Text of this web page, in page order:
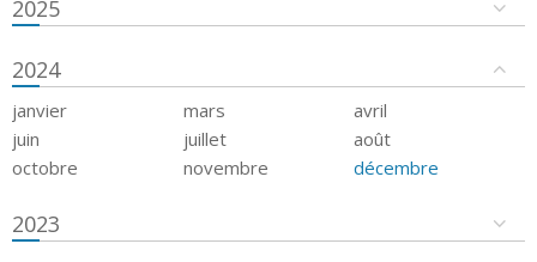
2025
2024
janvier mars
avril
juin
juillet
août
octobre
novembre décembre
2023